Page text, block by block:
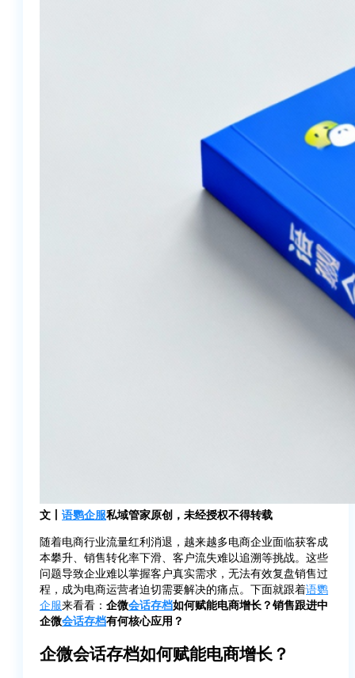
文丨 语鹦企服私域管家原创，未经授权不得转载
随着电商行业流量红利消退，越来越多电商企业面临获客成
本攀升、销售转化率下滑、客户流失难以追溯等挑战。这些
问题导致企业难以掌握客户真实需求，无法有效复盘销售过
程，成为电商运营者迫切需要解决的痛点。下面就跟着语鹦
企服来看看： 企微会话存档如何赋能电商增长？销售跟进中
企微会话存档有何核心应用？
企微会话存档如何赋能电商增长？